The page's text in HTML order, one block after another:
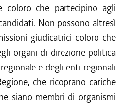
coloro che partecipino agli
Non possono altresì
giudicatrici coloro che
organi di direzione politica
e degli enti regionali
che ricoprano cariche
siano membri di organismi